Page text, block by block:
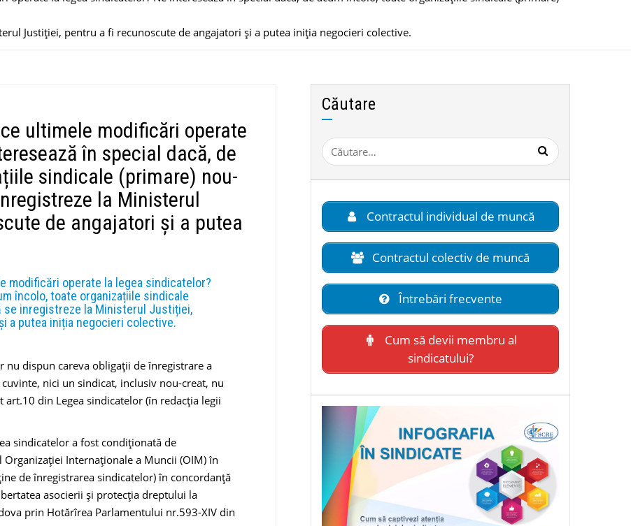
Justiției, pentru a fi recunoscute de angajatori și a putea iniția negocieri colective.
ultimele modificări operate
în special dacă, de
sindicale (primare) nou-
la Ministerul
de angajatori și a putea
modificări operate la legea sindicatelor?
încolo, toate organizațiile sindicale
inregistreze la Ministerul Justiției,
a putea iniția negocieri colective.
nu dispun careva obligații de înregistrare a
nici un sindicat, inclusiv nou-creat, nu
din Legea sindicatelor (în redacția legii
sindicatelor a fost condiționată de
Internaționale a Muncii (OIM) în
de înregistrarea sindicatelor) în concordanță
asocierii și protecția dreptului la
prin Hotărîrea Parlamentului nr.593-XIV din
Căutare
Caută
după:
Contractul individual de muncă
Contractul colectiv de muncă
Întrebări frecvente
Cum să devii membru al
sindicatului?